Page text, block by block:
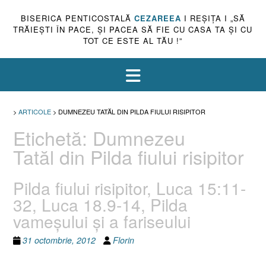
BISERICA PENTICOSTALĂ CEZAREEA I REŞIŢA I „SĂ
TRĂIEŞTI ÎN PACE, ŞI PACEA SĂ FIE CU CASA TA ŞI CU
TOT CE ESTE AL TĂU !”
> ARTICOLE > DUMNEZEU TATĂL DIN PILDA FIULUI RISIPITOR
Etichetă: Dumnezeu
Tatăl din Pilda fiului risipitor
Pilda fiului risipitor, Luca 15:11-
32, Luca 18.9-14, Pilda
vameşului şi a fariseului
31 octombrie, 2012 Florin